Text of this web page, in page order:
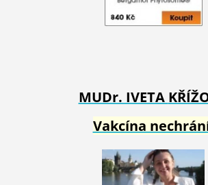
MUDr. IVETA
Vakcína